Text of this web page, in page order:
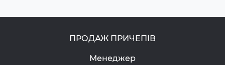
ПРОДАЖ ПРИЧЕПІВ
Менеджер